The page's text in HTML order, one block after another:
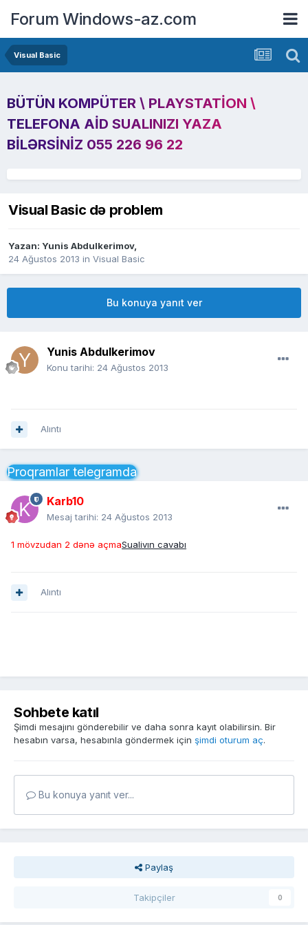
Forum Windows-az.com
Visual Basic
BÜTÜN KOMPÜTER \ PLAYSTATION \
TELEFONA AID SUALINIZI YAZA
BILƏRSINIZ 055 226 96 22
Visual Basic də problem
Yazan: Yunis Abdulkerimov,
24 Ağustos 2013 in Visual Basic
Bu konuya yanıt ver
Yunis Abdulkerimov
Konu tarihi: 24 Ağustos 2013
Alıntı
Proqramlar telegramda
Karb10
Mesaj tarihi: 24 Ağustos 2013
1 mövzudan 2 dənə açmaSualivın cavabı
Alıntı
Sohbete katıl
Şimdi mesajını gönderebilir ve daha sonra kayıt olabilirsin. Bir
hesabın varsa, hesabınla göndermek için şimdi oturum aç.
Bu konuya yanıt ver...
Paylaş
Takipçiler 0